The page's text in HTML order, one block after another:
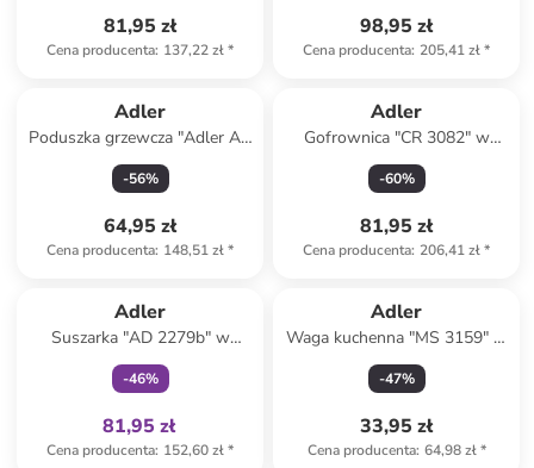
81,95 zł
Cena producenta: 137,22 zł*
98,95 zł
Cena producenta: 205,41 zł*
Adler
Poduszka grzewcza "Adler AD
7403" w kolorze szarym
-56%
64,95 zł
Cena producenta: 148,51 zł*
Adler
Gofrownica "CR 3082" w
kolorze białym
-60%
81,95 zł
Cena producenta: 206,41 zł*
Adler
Suszarka "AD 2279b" w
kolorze granatowym do
włosów
-46%
81,95 zł
Cena producenta: 152,60 zł*
Adler
Waga kuchenna "MS 3159" w
kolorze białym
-47%
33,95 zł
Cena producenta: 64,98 zł*